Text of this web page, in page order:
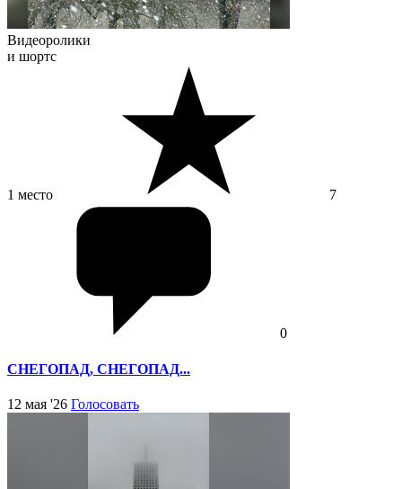
Видеоролики
и шортс
1 место 7
0
СНЕГОПАД, СНЕГОПАД...
12 мая '26 Голосовать